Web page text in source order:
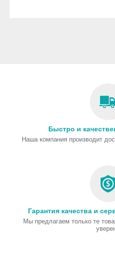
Быстро и
Наша компания производит
Гарантия качества и
Мы предлагаем только те